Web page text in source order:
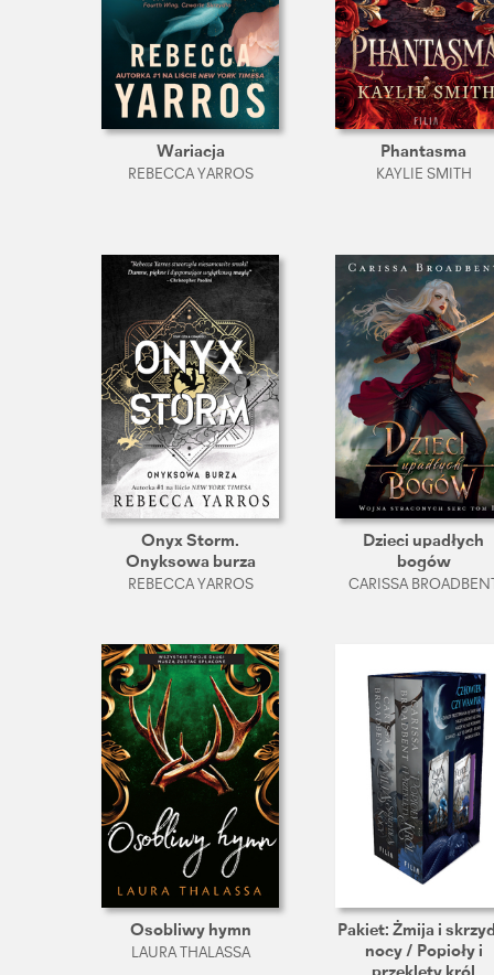
Wariacja
REBECCA YARROS
Phantasma
KAYLIE SMITH
Onyx Storm.
Onyksowa burza
REBECCA YARROS
Dzieci upadłych
bogów
CARISSA
Osobliwy hymn
LAURA THALASSA
Pakiet: Żmija i
nocy / Popioły i